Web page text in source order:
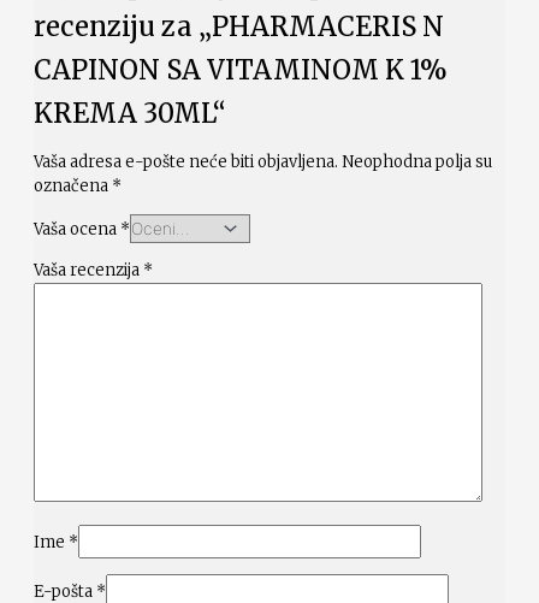
recenziju za „PHARMACERIS N
CAPINON SA VITAMINOM K 1%
KREMA 30ML“
Vaša adresa e-pošte neće biti objavljena. Neophodna polja su
označena *
Vaša ocena *
Vaša recenzija *
Ime *
E-pošta *